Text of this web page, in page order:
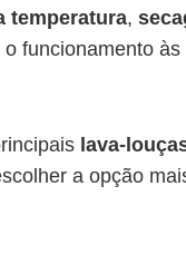
temperatura,
funcionamento
lava-
a opção